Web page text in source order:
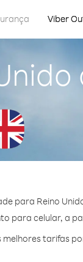
Viber
para Reino
para celular, a
tarifas